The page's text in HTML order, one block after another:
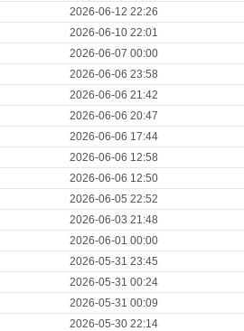
2026-06-12 22:26
2026-06-10 22:01
2026-06-07 00:00
2026-06-06 23:58
2026-06-06 21:42
2026-06-06 20:47
2026-06-06 17:44
2026-06-06 12:58
2026-06-06 12:50
2026-06-05 22:52
2026-06-03 21:48
2026-06-01 00:00
2026-05-31 23:45
2026-05-31 00:24
2026-05-31 00:09
2026-05-30 22:14